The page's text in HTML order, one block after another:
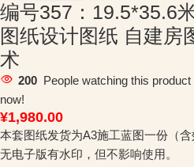
编号357：19.5*35.6
图纸设计图纸 自建房
术
200 People watching this product
now!
¥1,980.00
本套图纸发货为A3施工蓝图一份（
无电子版有水印，但不影响使用。